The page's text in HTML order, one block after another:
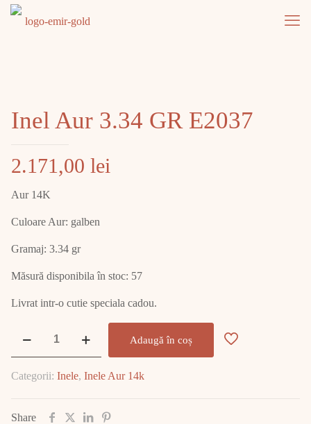
Inel Aur 3.34 GR E2037
2.171,00 lei
Aur 14K
Culoare Aur: galben
Gramaj: 3.34 gr
Măsură disponibila în stoc: 57
Livrat intr-o cutie speciala cadou.
3.34
E2037
Adaugă în coș
Categorii: Inele, Inele Aur 14k
Share